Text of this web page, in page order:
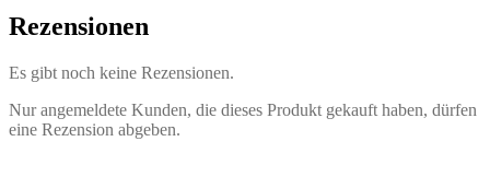
Rezensionen
Es gibt noch keine Rezensionen.
Nur angemeldete Kunden, die dieses Produkt gekauft haben, dürfen
eine Rezension abgeben.